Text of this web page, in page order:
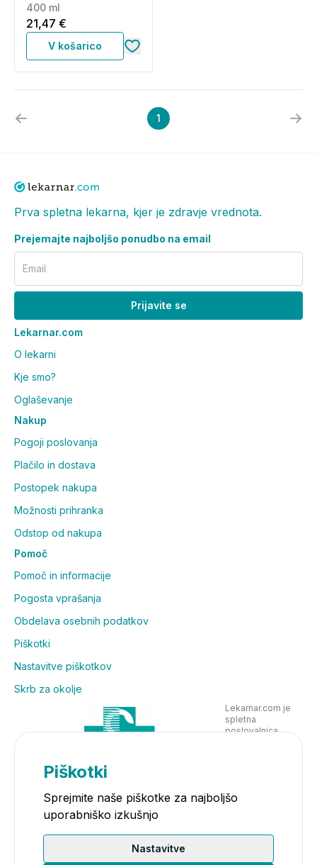
400 ml
21,47 €
V košarico
1
Prva spletna lekarna, kjer je zdravje vrednota.
Prejemajte najboljšo ponudbo na email
Email
Prijavite se
Lekarnar.com
O lekarni
Kje smo?
Oglaševanje
Nakup
Pogoji poslovanja
Plačilo in dostava
Postopek nakupa
Možnosti prihranka
Odstop od nakupa
Pomoč
Pomoč in informacije
Pogosta vprašanja
Obdelava osebnih podatkov
Piškotki
Nastavitve piškotkov
Skrb za okolje
Lekarnar.com je
spletna
poslovalnica
Piškotki
Sprejmite naše piškotke za najboljšo
uporabniško izkušnjo
Nastavitve